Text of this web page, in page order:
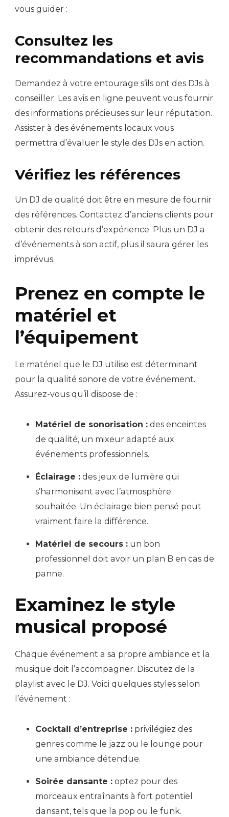
vous guider :
Consultez les
recommandations et avis
Demandez à votre entourage s’ils ont des DJs à
conseiller. Les avis en ligne peuvent vous fournir
des informations précieuses sur leur réputation.
Assister à des événements locaux vous
permettra d’évaluer le style des DJs en action.
Vérifiez les références
Un DJ de qualité doit être en mesure de fournir
des références. Contactez d’anciens clients pour
obtenir des retours d’expérience. Plus un DJ a
d’événements à son actif, plus il saura gérer les
imprévus.
Prenez en compte le
matériel et
l’équipement
Le matériel que le DJ utilise est déterminant
pour la qualité sonore de votre événement.
Assurez-vous qu’il dispose de :
Matériel de sonorisation : des enceintes
de qualité, un mixeur adapté aux
événements professionnels.
Éclairage : des jeux de lumière qui
s’harmonisent avec l’atmosphère
souhaitée. Un éclairage bien pensé peut
vraiment faire la différence.
Matériel de secours : un bon
professionnel doit avoir un plan B en cas de
panne.
Examinez le style
musical proposé
Chaque événement a sa propre ambiance et la
musique doit l’accompagner. Discutez de la
playlist avec le DJ. Voici quelques styles selon
l’événement :
Cocktail d’entreprise : privilégiez des
genres comme le jazz ou le lounge pour
une ambiance détendue.
Soirée dansante : optez pour des
morceaux entraînants à fort potentiel
dansant, tels que la pop ou le funk.